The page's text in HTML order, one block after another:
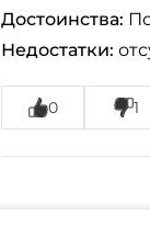
Достоинства:
Недостатки:
0 1